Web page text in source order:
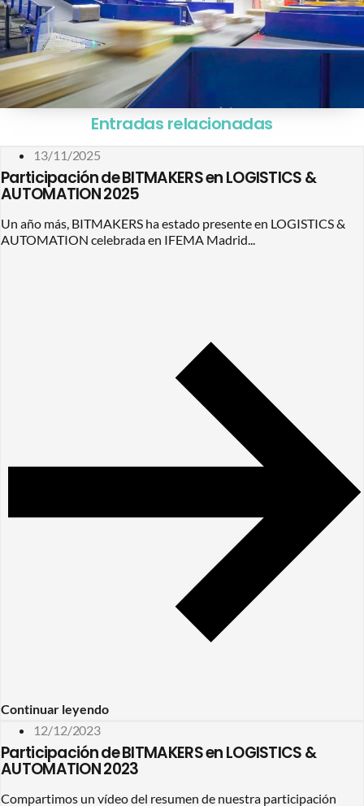
Entradas relacionadas
13/11/2025
Participación de BITMAKERS en LOGISTICS &
AUTOMATION 2025
Un año más, BITMAKERS ha estado presente en LOGISTICS &
AUTOMATION celebrada en IFEMA Madrid...
Continuar leyendo
12/12/2023
Participación de BITMAKERS en LOGISTICS &
AUTOMATION 2023
Compartimos un vídeo del resumen de nuestra participación